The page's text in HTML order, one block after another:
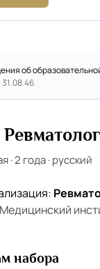
об
31.08.46
·2 года·русский
набора